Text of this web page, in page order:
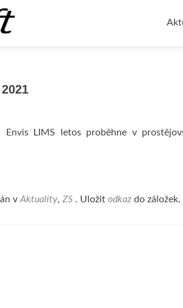
k
Envis LIMS letos proběhne v
v Aktuality, ZS . Uložit odkaz do záložek.